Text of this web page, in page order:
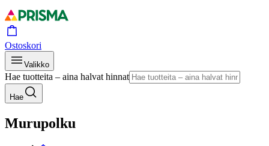
Ostoskori
Valikko
Hae tuotteita – aina halvat hinnat
Hae
Murupolku